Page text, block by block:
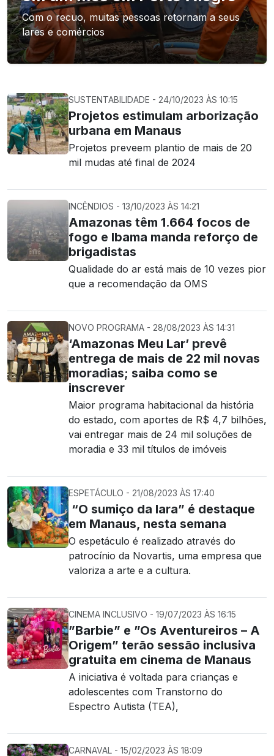
Com o recuo, muitas pessoas retornam a seus
lares e comércios
SUSTENTABILIDADE - 24/10/2023 ÀS 10:15
Projetos estimulam arborização
urbana em Manaus
Projetos preveem plantio de mais de 20
mil mudas até final de 2024
INCÊNDIOS - 13/10/2023 ÀS 14:21
Amazonas têm 1.664 focos de
fogo e Ibama manda reforço de
brigadistas
Qualidade do ar está mais de 10 vezes pior
que a recomendação da OMS
NOVO PROGRAMA - 28/08/2023 ÀS 14:31
‘Amazonas Meu Lar’ prevê
entrega de mais de 22 mil novas
moradias; saiba como se
inscrever
Maior programa habitacional da história
do estado, com aportes de R$ 4,7 bilhões,
vai entregar mais de 24 mil soluções de
moradia e 33 mil títulos de imóveis
ESPETÁCULO - 21/08/2023 ÀS 17:40
“O sumiço da Iara” é destaque
em Manaus, nesta semana
O espetáculo é realizado através do
patrocínio da Novartis, uma empresa que
valoriza a arte e a cultura.
CINEMA INCLUSIVO - 19/07/2023 ÀS 16:15
”Barbie” e ”Os Aventureiros – A
Origem” terão sessão inclusiva
gratuita em cinema de Manaus
A iniciativa é voltada para crianças e
adolescentes com Transtorno do
Espectro Autista (TEA),
CARNAVAL - 15/02/2023 ÀS 18:09